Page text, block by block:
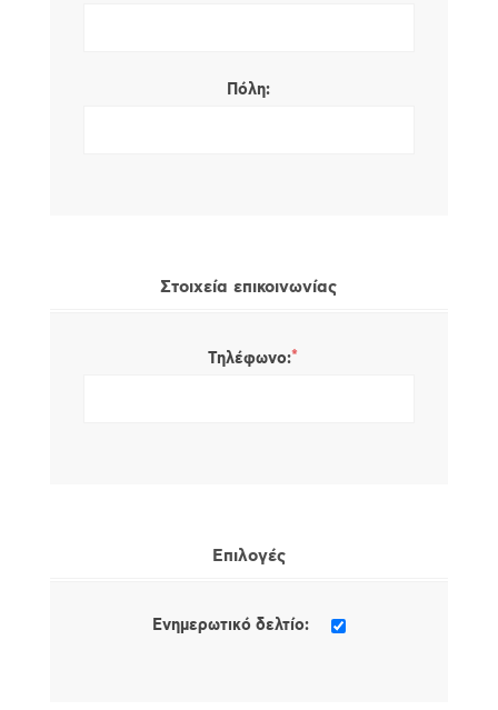
Πόλη:
Στοιχεία επικοινωνίας
Τηλέφωνο:*
Επιλογές
Ενημερωτικό δελτίο: